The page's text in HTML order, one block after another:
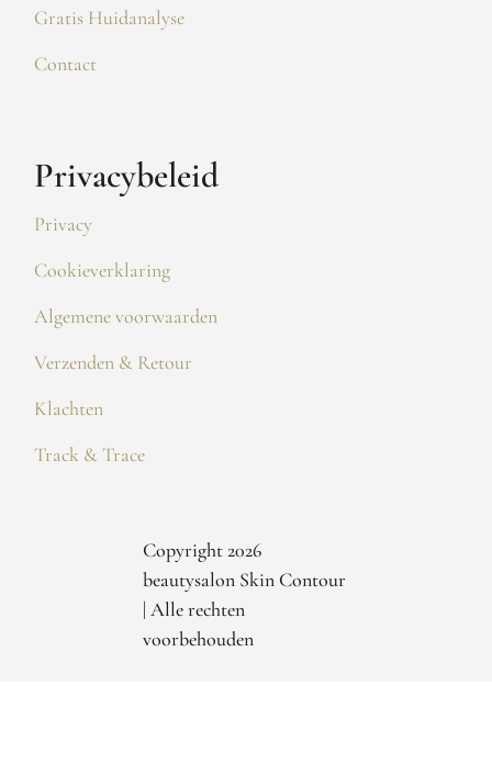
Gratis Huidanalyse
Contact
Privacybeleid
Privacy
Cookieverklaring
Algemene voorwaarden
Verzenden & Retour
Klachten
Track & Trace
Copyright 2026
beautysalon Skin Contour
| Alle rechten
voorbehouden